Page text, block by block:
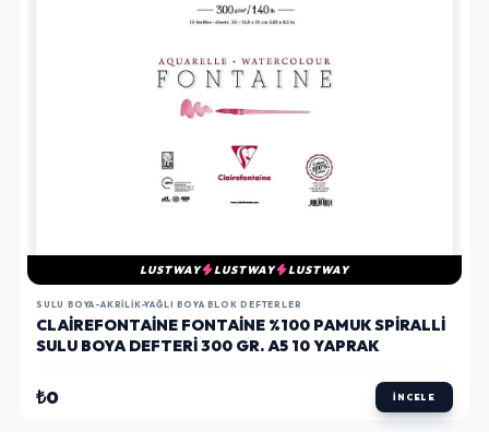
LUSTWAY LUSTWAY LUSTWAY
SULU BOYA-AKRILIK-YAĞLI BOYA BLOK DEFTERLER
CLAIREFONTAINE FONTAINE %100 PAMUK SPIRALLI
SULU BOYA DEFTERI 300 GR. A5 10 YAPRAK
₺0 İNCELE